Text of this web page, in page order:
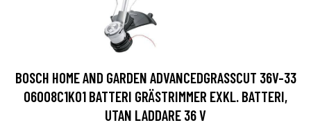
BOSCH HOME AND GARDEN ADVANCEDGRASSCUT 36V-33
06008C1K01 BATTERI GRÄSTRIMMER EXKL. BATTERI,
UTAN LADDARE 36 V